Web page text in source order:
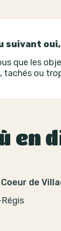
suivant
que les
tachés ou
en
de